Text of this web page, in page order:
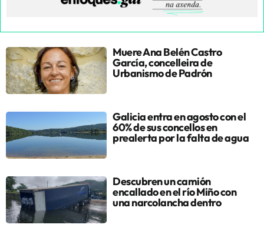
Muere Ana Belén Castro
García, concelleira de
Urbanismo de Padrón
Galicia entra en agosto con el
60% de sus concellos en
prealerta por la falta de agua
Descubren un camión
encallado en el río Miño con
una narcolancha dentro